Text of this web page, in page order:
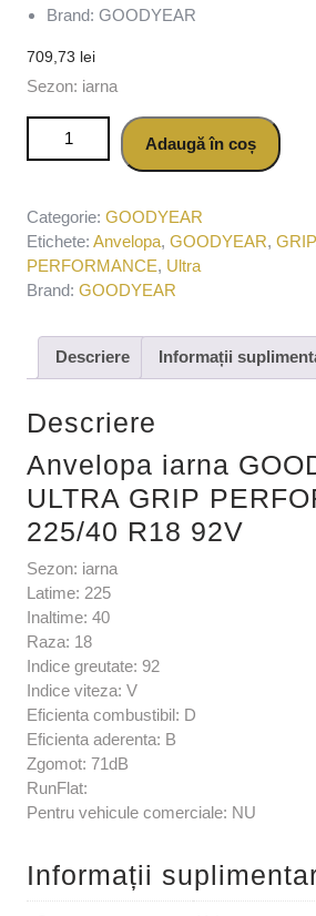
Brand: GOODYEAR
709,73 lei
Sezon: iarna
Cantitate Anvelopa iarna GOODYEAR
PERFORMANCE 3 225/40 R18 92V
Adaugă în coș
Categorie: GOODYEAR
Etichete: Anvelopa, GOODYEAR, GRIP
PERFORMANCE, Ultra
Brand: GOODYEAR
Descriere Informații
Descriere
Anvelopa iarna
ULTRA GRIP
225/40 R18 92V
Sezon: iarna
Latime: 225
Inaltime: 40
Raza: 18
Indice greutate: 92
Indice viteza: V
Eficienta combustibil: D
Eficienta aderenta: B
Zgomot: 71dB
RunFlat:
Pentru vehicule comerciale: NU
Informații